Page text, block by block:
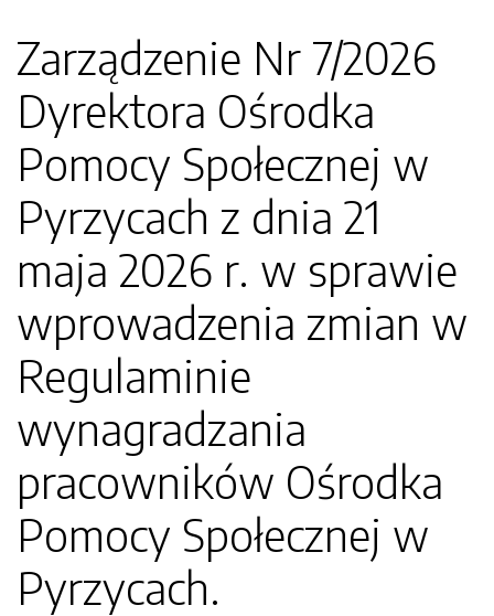
Zarządzenie Nr 7/2026
Dyrektora Ośrodka
Pomocy Społecznej w
Pyrzycach z dnia 21
maja 2026 r. w sprawie
wprowadzenia zmian w
Regulaminie
wynagradzania
pracowników Ośrodka
Pomocy Społecznej w
Pyrzycach.